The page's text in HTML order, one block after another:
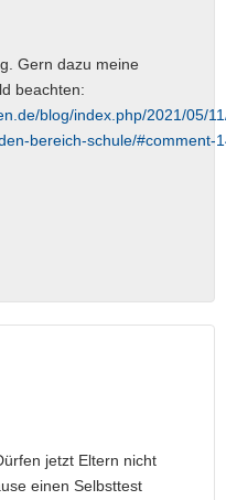
Gern dazu meine
beachten:
blog/index.php/2021/05/
bereich-schule/#comment-
jetzt Eltern nicht
einen Selbsttest